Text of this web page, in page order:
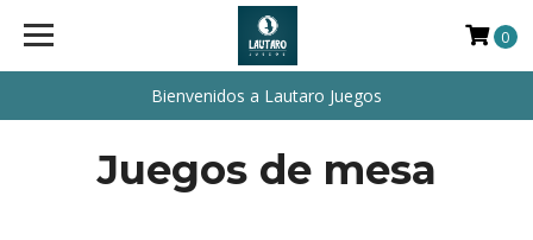
Bienvenidos a Lautaro Juegos
0
Juegos de mesa